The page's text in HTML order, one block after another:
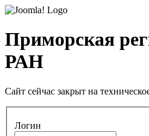
Приморская
РАН
Сайт сейчас закрыт на
Логин